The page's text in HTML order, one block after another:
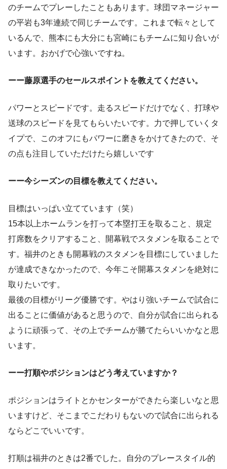
のチームでプレーしたこともあります。球団マネージャー
の平岩も3年連続で同じチームです。これまで転々として
いるんで、熊本にも大分にも宮崎にもチームに知り合いが
います。おかげで心強いですね。
ーー藤原選手のセールスポイントを教えてください。
パワーとスピードです。走るスピードだけでなく、打球や
送球のスピードを見てもらいたいです。力で押していくタ
イプで、このオフにもパワーに磨きをかけてきたので、そ
の点も注目していただけたら嬉しいです
ーー今シーズンの目標を教えてください。
目標はいっぱい立てています（笑）
15本以上ホームランを打って本塁打王を取ること、規定
打席数をクリアすること、開幕戦でスタメンを取ることで
す。福井のときも開幕戦のスタメンを目標にしていました
が達成できなかったので、今年こそ開幕スタメンを絶対に
取りたいです。
最後の目標がリーグ優勝です。やはり強いチームで試合に
出ることに価値があると思うので、自分が試合に出られる
ように頑張って、その上でチームが勝てたらいいかなと思
います。
ーー打順やポジションはどう考えていますか？
ポジションはライトとかセンターができたら楽しいなと思
いますけど、そこまでこだわりもないので試合に出られる
ならどこでいいです。
打順は福井のときは2番でした。自分のプレースタイル的